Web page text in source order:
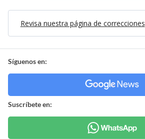
Revisa nuestra página de correcciones
Síguenos en:
Suscríbete en: